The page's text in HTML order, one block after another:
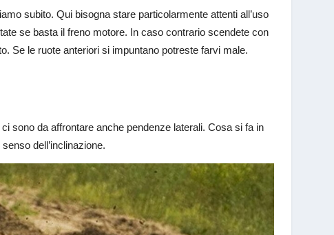
subito. Qui bisogna stare particolarmente attenti all’uso
se basta il freno motore. In caso contrario scendete con
Se le ruote anteriori si impuntano potreste farvi male.
sono da affrontare anche pendenze laterali. Cosa si fa in
dell’inclinazione.